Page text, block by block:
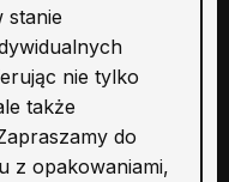
stanie
nie tylko
także
do
z opakowaniami,